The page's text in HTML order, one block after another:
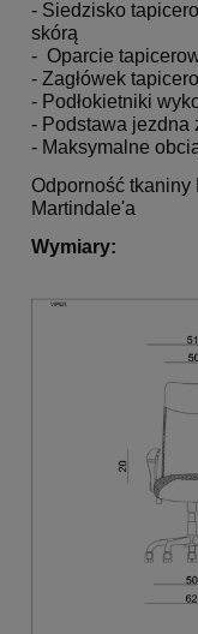
- Siedzisko
skórą
- Oparcie
- Zagłówek
- Podłokietniki
- Podstawa jezdna
- Maksymalne
Odporność tkaniny
Martindale'a
Wymiary: